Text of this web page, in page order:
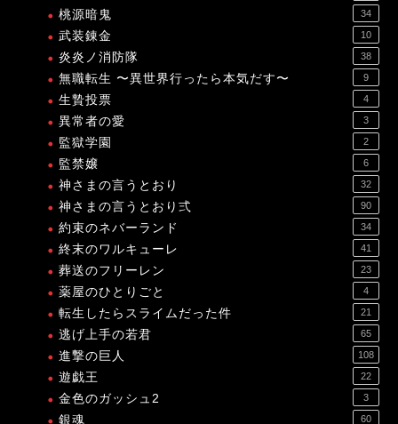
桃源暗鬼 34
武装錬金 10
炎炎ノ消防隊 38
無職転生 〜異世界行ったら本気だす〜 9
生贄投票 4
異常者の愛 3
監獄学園 2
監禁嬢 6
神さまの言うとおり 32
神さまの言うとおり弍 90
約束のネバーランド 34
終末のワルキューレ 41
葬送のフリーレン 23
薬屋のひとりごと 4
転生したらスライムだった件 21
逃げ上手の若君 65
進撃の巨人 108
遊戯王 22
金色のガッシュ2 3
銀魂 60